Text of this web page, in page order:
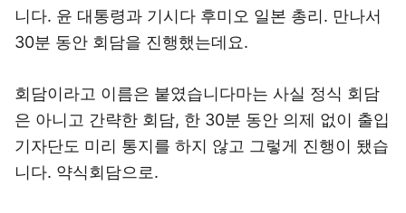
니다. 윤 대통령과 기시다 후미오 일본 총리. 만나서
30분 동안 회담을 진행했는데요.
회담이라고 이름은 붙였습니다마는 사실 정식 회담
은 아니고 간략한 회담, 한 30분 동안 의제 없이 출입
기자단도 미리 통지를 하지 않고 그렇게 진행이 됐습
니다. 약식회담으로.